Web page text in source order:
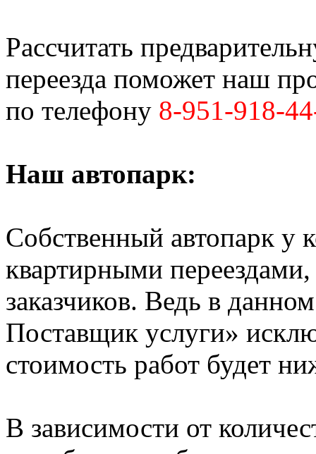
Рассчитать
переезда поможет наш
по телефону 8-951-918-
Наш автопарк:
Собственный автопарк у
квартирными
заказчиков. Ведь в
Поставщик услуги»
стоимость работ будет
В зависимости от